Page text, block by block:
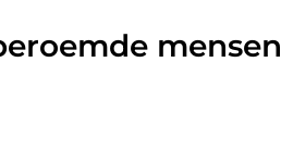
mensen